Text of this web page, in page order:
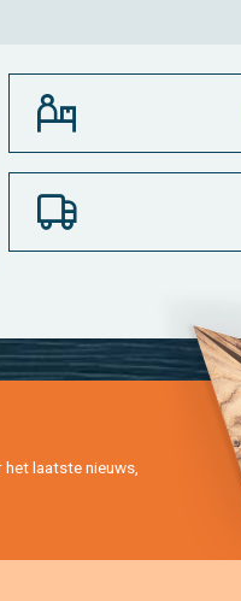
laat­ste nieuws,